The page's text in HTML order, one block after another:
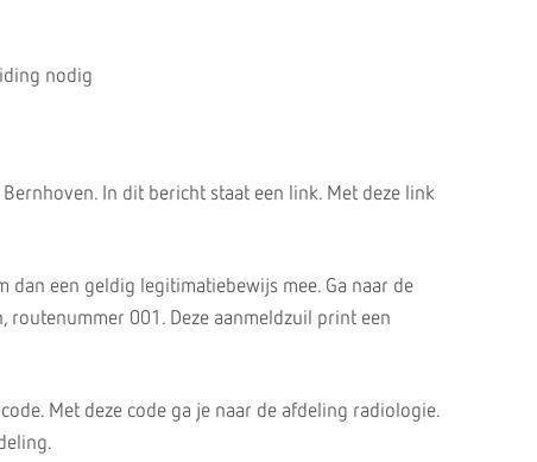
nodig
In dit bericht staat een link. Met deze link
dan een geldig legitimatiebewijs mee. Ga naar de
routenummer 001. Deze aanmeldzuil print een
Met deze code ga je naar de afdeling radiologie.